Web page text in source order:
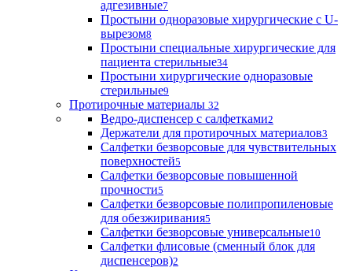
адгезивные7
Простыни одноразовые хирургические с U-
вырезом8
Простыни специальные хирургические для
пациента стерильные34
Простыни хирургические одноразовые
стерильные9
Протирочные материалы 32
Ведро-диспенсер с салфетками2
Держатели для протирочных материалов3
Салфетки безворсовые для чувствительных
поверхностей5
Салфетки безворсовые повышенной
прочности5
Салфетки безворсовые полипропиленовые
для обезжиривания5
Салфетки безворсовые универсальные10
Салфетки флисовые (сменный блок для
диспенсеров)2